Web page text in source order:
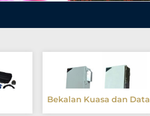
Bekalan Kuasa dan Data